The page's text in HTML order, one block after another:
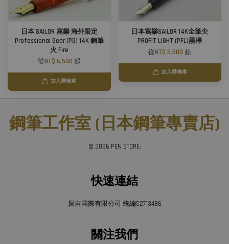
日本 SAILOR 寫樂 海外限定
Professional Gear (PG) 14K 鋼筆
火 Fire
從NT$ 6,500 起
加入購物車
日本寫樂SAILOR 14K金筆尖
PROFIT LIGHT (PFL)黑桿
從NT$ 5,500 起
加入購物車
鋼筆工作室 (日本鋼筆專賣店)
© 2026 PEN STORE.
快速連結
探吉國際有限公司 統編52713486
關注我們